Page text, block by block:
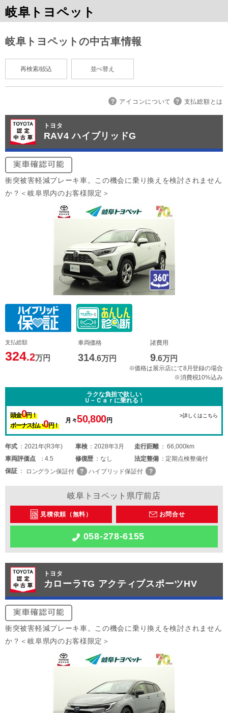
岐阜トヨペット
岐阜トヨペットの中古車情報
再検索/絞込 並べ替え
アイコンについて 支払総額とは
トヨタ
RAV4 ハイブリッドG
衝突被害軽減ブレーキ車。この機会に乗り換えを検討されません
か？＜岐阜県内のお客様限定＞
支払総額
324.2万円
車両価格
314.6万円
諸費用
9.6万円
※価格は展示店にて8月登録の場合
※消費税10%込み
ラクな負担で欲しい
Ｕ－Ｃａｒに乗れる！
頭金0円！
ボーナス払い0円！
月々50,800円
>詳しくはこちら
年式 2021年(R3年) 車検 2028年3月 走行距離
66,000km
車両評価点 4.5 修復歴 なし 法定整備
定期点検整備付
保証
ロングラン保証付 ハイブリッド保証付
岐阜トヨペット県庁前店
見積依頼（無料） お問合せ
058-278-6155
トヨタ
カローラTG アクティブスポーツHV
衝突被害軽減ブレーキ車。この機会に乗り換えを検討されません
か？＜岐阜県内のお客様限定＞